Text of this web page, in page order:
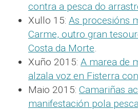
contra a pesca do
Xullo 15: As procesións
Carme, outro gran
Costa da Morte.
Xuño 2015: A marea de
alzala voz en Fisterra
Maio 2015: Camariñas
manifestación pola